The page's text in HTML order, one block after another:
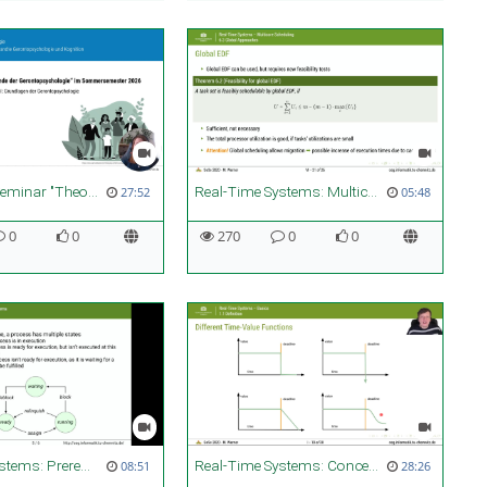
Einführung Seminar "Theorien und Befunde der Gerontopsychologie" SoSe2026 27:52
0
0
Real-Time Systems: Multicore Scheduling - Global Approaches 05:48
270
0
0
08:51 Real-Time Systems: Concept of Real Time 28:26